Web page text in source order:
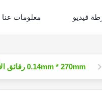
فيديو معلومات عنا
0.14mm * 270mm رقائق الألومنيوم المطلي باللون الأزرق للوحة سميكة المدرفلة على الساخن